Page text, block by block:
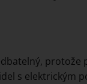
s elektrickým